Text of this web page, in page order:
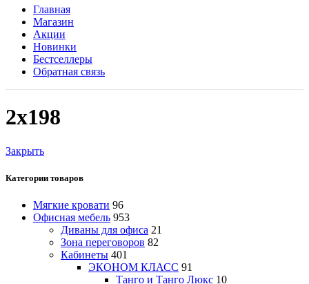
Главная
Магазин
Акции
Новинки
Бестселлеры
Обратная связь
2х198
Закрыть
Категории товаров
Мягкие кровати 96
Офисная мебель 953
Диваны для офиса 21
Зона переговоров 82
Кабинеты 401
ЭКОНОМ КЛАСС 91
Танго и Танго Люкс 10